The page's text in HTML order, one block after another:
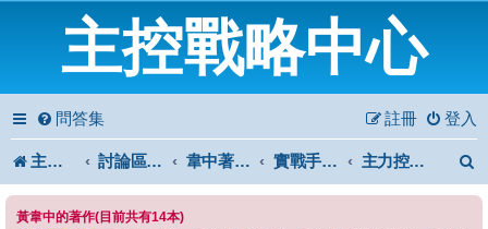
主控戰略中心
問答集 登入
註冊
主控戰略中心 討論區首頁 韋中著作問答區 實戰手記系列 主力控盤原理與箱型操作
黃韋中的著作(目前共有14本)